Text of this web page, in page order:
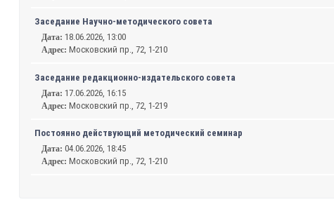
Заседание Научно-методического совета
Дата: 18.06.2026, 13:00
Адрес: Московский пр., 72, 1-210
Заседание редакционно-издательского совета
Дата: 17.06.2026, 16:15
Адрес: Московский пр., 72, 1-219
Постоянно действующий методический семинар
Дата:04.06.2026, 18:45
Адрес: Московский пр., 72, 1-210